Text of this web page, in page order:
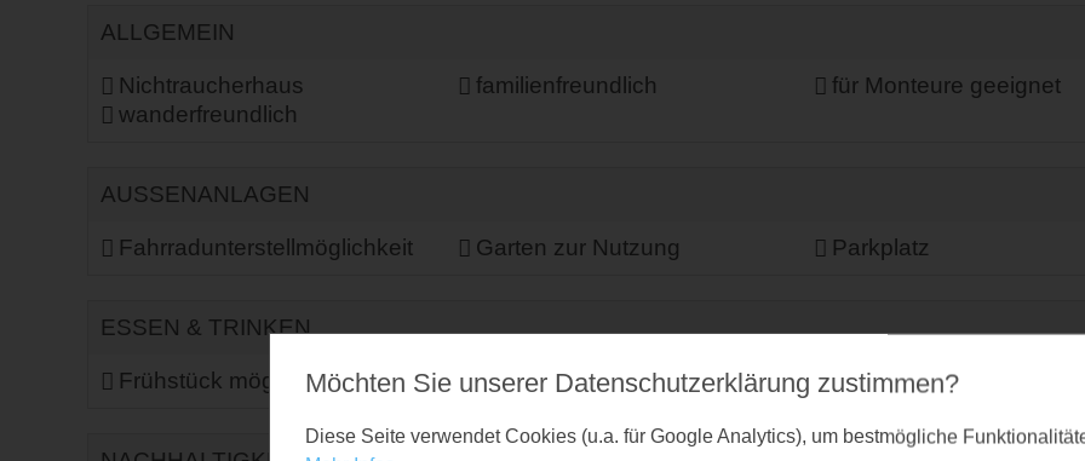
ALLGEMEIN
Nichtraucherhaus familienfreundlich
für Monteure geeignet
wanderfreundlich
AUSSENANLAGEN
Fahrradunterstellmöglichkeit Garten zur Nutzung Parkplatz
ESSEN & TRINKEN
Frühstück möglich Küche (regionale Produkte) Restaurant im Hause
Möchten Sie unserer Datenschutz­erklärung zustimmen?
Diese Seite verwendet Cookies (u.a. für Google Analytics), um bestmögliche